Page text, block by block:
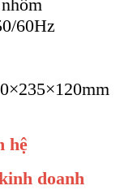
60Hz
hệ
doanh